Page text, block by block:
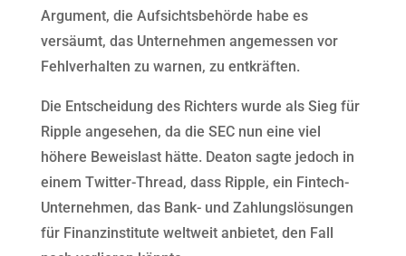
Argument, die Aufsichtsbehörde habe es
versäumt, das Unternehmen angemessen vor
Fehlverhalten zu warnen, zu entkräften.
Die Entscheidung des Richters wurde als Sieg für
Ripple angesehen, da die SEC nun eine viel
höhere Beweislast hätte. Deaton sagte jedoch in
einem Twitter-Thread, dass Ripple, ein Fintech-
Unternehmen, das Bank- und Zahlungslösungen
für Finanzinstitute weltweit anbietet, den Fall